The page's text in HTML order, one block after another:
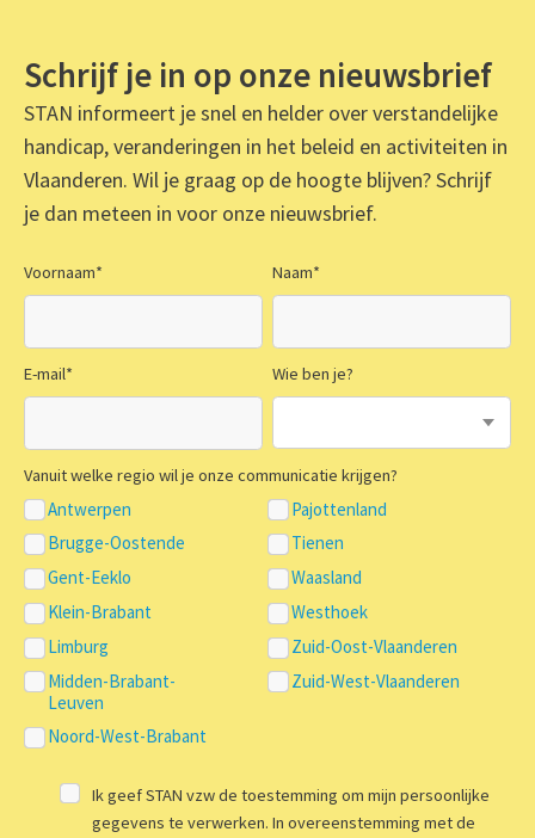
Schrijf je in op onze nieuwsbrief
STAN informeert je snel en helder over verstandelijke
handicap, veranderingen in het beleid en activiteiten in
Vlaanderen. Wil je graag op de hoogte blijven? Schrijf
je dan meteen in voor onze nieuwsbrief.
Voornaam* Naam*
E-mail* Wie ben je?
Vanuit welke regio wil je onze communicatie krijgen?
Antwerpen
Pajottenland
Brugge-Oostende
Tienen
Gent-Eeklo
Waasland
Klein-Brabant
Westhoek
Limburg
Zuid-Oost-Vlaanderen
Midden-Brabant-
Leuven
Zuid-West-Vlaanderen
Noord-West-Brabant
Ik geef STAN vzw de toestemming om mijn persoonlijke
gegevens te verwerken. In overeenstemming met de